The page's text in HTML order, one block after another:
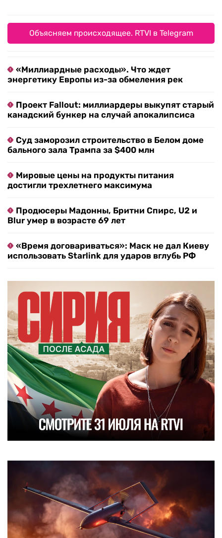
Объясняем происходящее. RTVI в Telegram
«Миллиардные расходы». Что ждет
энергетику Европы из-за обмеления рек
Проект Fallout: миллиардеры выкупят старый
канадский бункер на случай апокалипсиса
Суд заморозил строительство в Белом доме
бального зала Трампа за $400 млн
Мировые цены на продукты питания
достигли трехлетнего максимума
Продюсеры Мадонны, Бритни Спирс, U2 и
Blur умер в возрасте 69 лет
«Время договариваться»: Маск не дал Киеву
использовать Starlink для ударов вглубь РФ